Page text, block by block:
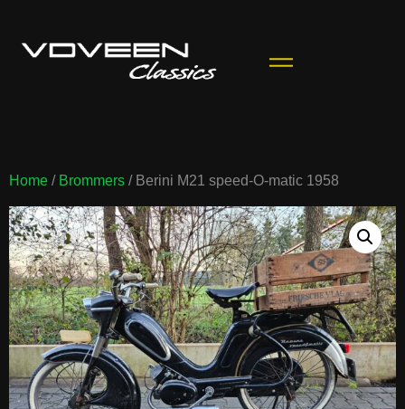
Home / Brommers / Berini M21 speed-O-matic 1958